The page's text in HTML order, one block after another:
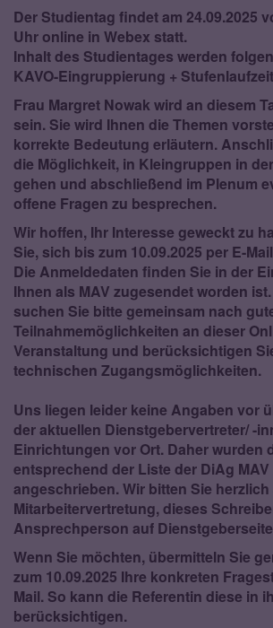
Der Studientag findet am 24.09.2025
Uhr online in Webex statt.
Inhalt des Studientages werden
KAVO-Eingruppierung + Stufenlaufzeit
Frau Margret Nowak wird an diesem
sein. Sie wird Ihnen die Themen
korrekte Bedeutung erläutern.
die Möglichkeit, in Kleingruppen in
gehen und abschließend im Plenum
offene Fragen zu besprechen.
Wir hoffen, Ihr Interesse geweckt zu
Sie, sich bis zum 10.09.2025 per E-
Die Anmeldedaten finden Sie in der
Ihnen als MAV zugesendet worden
suchen Sie bitte gemeinsam nach
Teilnahmemöglichkeiten an dieser
Veranstaltung und berücksichtigen
technischen Zugangsmöglichkeiten.
Uns liegen leider keine Angaben vor
der aktuellen Dienstgebervertreter/ -
Einrichtungen vor Ort. Daher wurden
entsprechend der Liste der DiAg
angeschrieben. Wir bitten Sie
Mitarbeitervertretung, dieses
Ansprechperson auf
Wenn Sie möchten, übermitteln Sie
zum 10.09.2025 Ihre konkreten
Mail. So kann die Referentin diese in
berücksichtigen.